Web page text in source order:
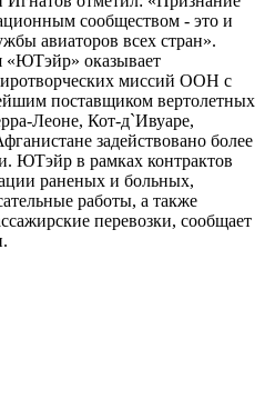
сообществом - это и
авиаторов всех стран».
«ЮТэйр» оказывает
миссий ООН с
поставщиком вертолетных
Леоне, Кот-д`Ивуаре,
задействовано более
ЮТэйр в рамках контрактов
раненых и больных,
работы, а также
перевозки, сообщает